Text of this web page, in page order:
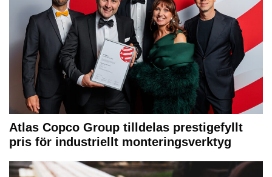
Atlas Copco Group tilldelas prestigefyllt
pris för industriellt monteringsverktyg